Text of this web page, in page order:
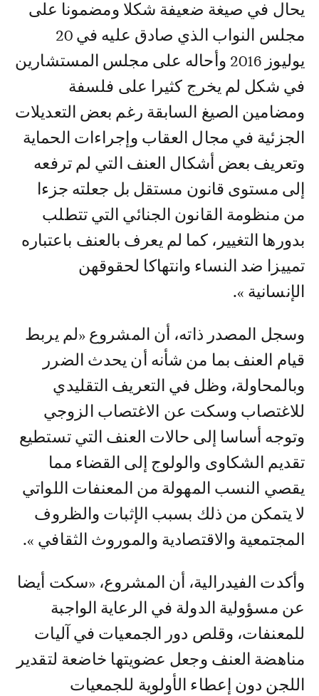
يحال في صيغة ضعيفة شكلا ومضمونا على
مجلس النواب الذي صادق عليه في 20
يوليوز 2016 وأحاله على مجلس المستشارين
في شكل لم يخرج كثيرا على فلسفة
ومضامين الصيغ السابقة رغم بعض التعديلات
الجزئية في مجال العقاب وإجراءات الحماية
وتعريف بعض أشكال العنف التي لم ترفعه
إلى مستوى قانون مستقل بل جعلته جزءا
من منظومة القانون الجنائي التي تتطلب
بدورها التغيير، كما لم يعرف بالعنف باعتباره
تمييزا ضد النساء وانتهاكا لحقوقهن
الإنسانية ».
وسجل المصدر ذاته، أن المشروع «لم يربط
قيام العنف بما من شأنه أن يحدث الضرر
وبالمحاولة، وظل في التعريف التقليدي
للاغتصاب وسكت عن الاغتصاب الزوجي
وتوجه أساسا إلى حالات العنف التي تستطيع
تقديم الشكاوى والولوج إلى القضاء مما
يقصي النسب المهولة من المعنفات اللواتي
لا يتمكن من ذلك بسبب الإثبات والظروف
المجتمعية والاقتصادية والموروث الثقافي ».
وأكدت الفيدرالية، أن المشروع، «سكت أيضا
عن مسؤولية الدولة في الرعاية الواجبة
للمعنفات، وقلص دور الجمعيات في آليات
مناهضة العنف وجعل عضويتها خاضعة لتقدير
اللجن دون إعطاء الأولوية للجمعيات